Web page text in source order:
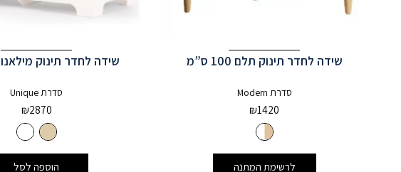
שידה לחדר תינוק תלם 100 ס”מ
סדרת Modern
₪1420
לרשימת המתנה
שידה לחדר תינוק מילאנו 120 ס”מ
סדרת Unique
₪2870
הוספה לסל